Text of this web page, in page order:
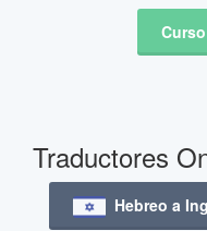
Traductores
Hebreo a